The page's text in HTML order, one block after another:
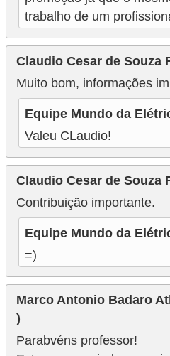
trabalho de um
Claudio Cesar de Souza
Muito bom, informações
Equipe Mundo da
Valeu CLaudio!
Claudio Cesar de Souza
Contribuição importante.
Equipe Mundo da
=)
Marco Antonio Badaro
)
Parabvéns professor!